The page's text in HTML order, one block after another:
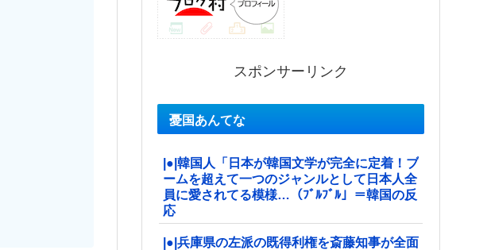
スポンサーリンク
憂国あんてな
|●|韓国人「日本が韓国文学が完全に定着！ブ
ームを超えて一つのジャンルとして日本人全
員に愛されてる模様…（ﾌﾞﾙﾌﾞﾙ」＝韓国の反
応
|●|兵庫県の左派の既得利権を斎藤知事が全面